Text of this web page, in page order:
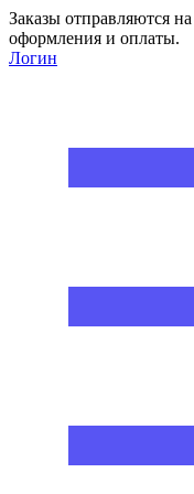
Заказы отправляются
оформления и оплаты.
Логин